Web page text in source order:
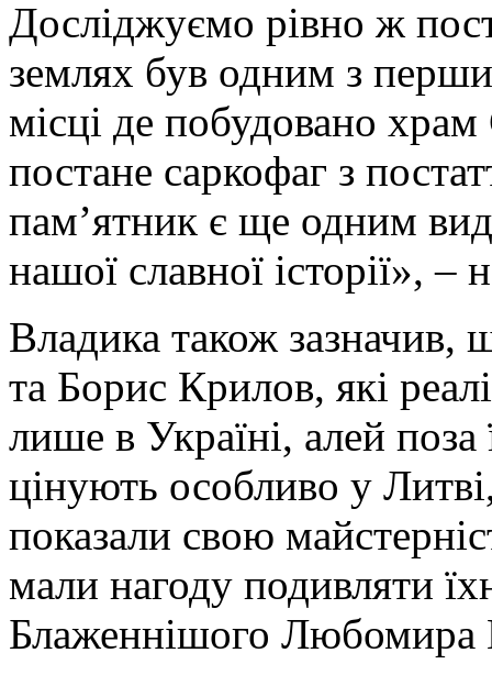
Досліджуємо рівно ж
землях був одним з
місці де побудовано
постане саркофаг з
пам’ятник є ще одним
нашої славної історії»,
Владика також зазначив,
та Борис Крилов, які
лише в Україні, алей
цінують особливо у
показали свою
мали нагоду подивляти
Блаженнішого Любомира